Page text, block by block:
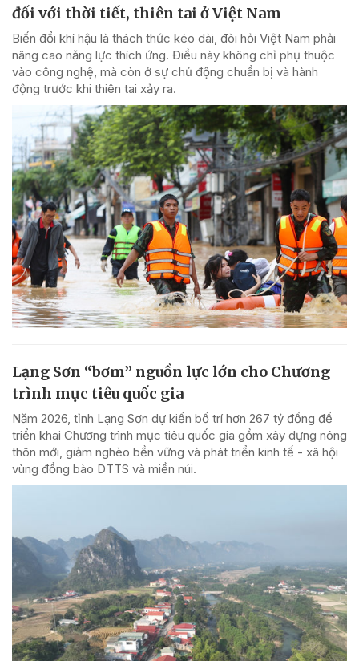
đối với thời tiết, thiên tai ở Việt Nam
Biến đổi khí hậu là thách thức kéo dài, đòi hỏi Việt Nam phải
nâng cao năng lực thích ứng. Điều này không chỉ phụ thuộc
vào công nghệ, mà còn ở sự chủ động chuẩn bị và hành
động trước khi thiên tai xảy ra.
Lạng Sơn “bơm” nguồn lực lớn cho Chương
trình mục tiêu quốc gia
Năm 2026, tỉnh Lạng Sơn dự kiến bố trí hơn 267 tỷ đồng để
triển khai Chương trình mục tiêu quốc gia gồm xây dựng nông
thôn mới, giảm nghèo bền vững và phát triển kinh tế - xã hội
vùng đồng bào DTTS và miền núi.